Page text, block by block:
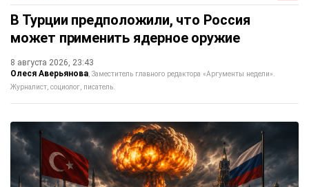
В Турции предположили, что Россия
может применить ядерное оружие
8 августа 2026, 23:43
Олеся Аверьянова Заместитель главного редактора «Аргументы недели».
Журналист, социолог, писатель.